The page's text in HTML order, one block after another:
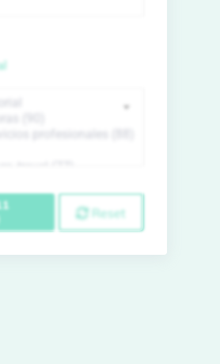
Reset